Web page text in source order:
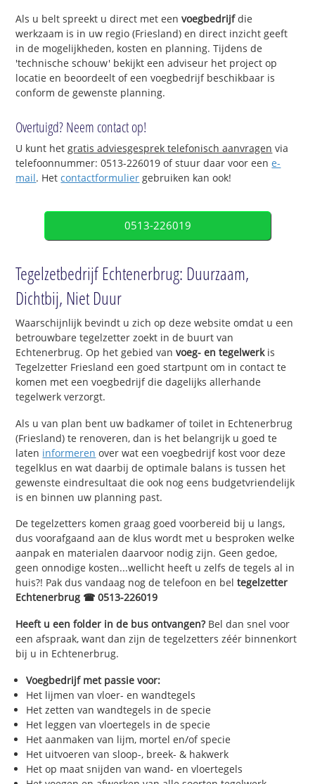
Als u belt spreekt u direct met eenvoegbedrijfdie
werkzaam is in uw regio (Friesland) en direct inzicht geeft
in de mogelijkheden, kosten en planning. Tijdens de
'technische schouw' bekijkt een adviseur het project op
locatie en beoordeelt of een voegbedrijf beschikbaar is
conform de gewenste planning.
Overtuigd? Neem contact op!
U kunt hetgratis adviesgesprek telefonisch aanvragen via
telefoonnummer: 0513-226019 of stuur daar voor eene-
mail. Hetcontactformulier gebruiken kan ook!
0513-226019
Tegelzetbedrijf Echtenerbrug: Duurzaam,
Dichtbij, Niet Duur
Waarschijnlijk bevindt u zich op deze website omdat u een
betrouwbare tegelzetter zoekt in de buurt van
Echtenerbrug. Op het gebied van voeg- en tegelwerkis
Tegelzetter Friesland een goed startpunt om in contact te
komen met een voegbedrijf die dagelijks allerhande
tegelwerk verzorgt.
Als u van plan bent uw badkamer of toilet in Echtenerbrug
(Friesland) te renoveren, dan is het belangrijk u goed te
laten informeren over wat een voegbedrijf kost voor deze
tegelklus en wat daarbij de optimale balans is tussen het
gewenste eindresultaat die ook nog eens budgetvriendelijk
is en binnen uw planning past.
De tegelzetters komen graag goed voorbereid bij u langs,
dus voorafgaand aan de klus wordt met u besproken welke
aanpak en materialen daarvoor nodig zijn. Geen gedoe,
geen onnodige kosten...wellicht heeft u zelfs de tegels al in
huis?! Pak dus vandaag nog de telefoon en beltegelzetter
Echtenerbrug ☎ 0513-226019
Heeft u een folder in de bus ontvangen?Bel dan snel voor
een afspraak, want dan zijn de tegelzetters zéér binnenkort
bij u in Echtenerbrug.
Voegbedrijf met passie voor:
Het lijmen van vloer- en wandtegels
Het zetten van wandtegels in de specie
Het leggen van vloertegels in de specie
Het aanmaken van lijm, mortel en/of specie
Het uitvoeren van sloop-, breek- & hakwerk
Het op maat snijden van wand- en vloertegels